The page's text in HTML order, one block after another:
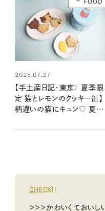
FOOD
2025.07.27
【手土産日記・東京： 夏季限
定 猫とレモンのクッキー缶】
柄違いの猫にキュン♡ 夏の
フェアリーケーキフェアの猫
CHECK!!
＞＞＞かわいくておいし